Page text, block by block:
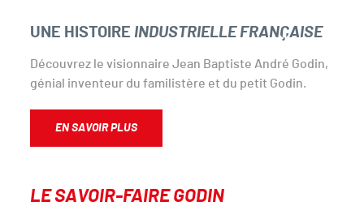
UNE HISTOIRE INDUSTRIELLE FRANÇAISE
Découvrez le visionnaire Jean Baptiste André Godin,
génial inventeur du familistère et du petit Godin.
EN SAVOIR PLUS
LE SAVOIR-FAIRE GODIN